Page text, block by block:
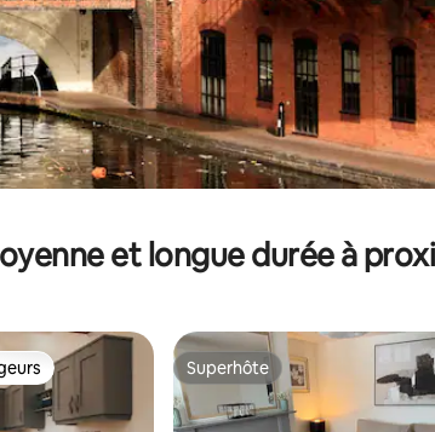
et longue durée à
les plus appréciés Superhôte
Superhôte